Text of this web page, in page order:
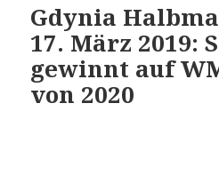
Gdynia
17. März 2019:
gewinnt auf
von 2020